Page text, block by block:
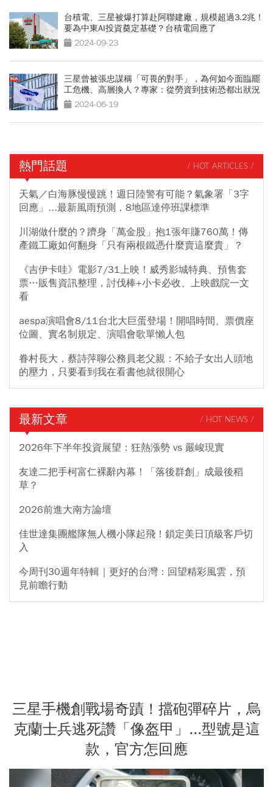
台積電、三星被爆打算赴阿聯建廠，規模超過3.2兆！
要為中東AI投資奠定基礎？台積電回應了
2024-09-23
三星曾被張忠謀稱「可畏的對手」，為何如今面臨罷
工危機、高層換人？專家：從勞資到技術恐都出狀況
2024-06-19
熱門話題 / HOT ARTICLES /
天氣／白海豚慢慢跳！週日陸警有可能？氣象署「3字
回應」...最新風雨預測，8地區達停班課標準
川湖做什麼的？躋身「萬金股」抱1張年賺760萬！傳
產鐵工廠如何翻身「只有兩根鐵憑什麼賣這麼貴」？
《吉伊卡哇》電影7/31上映！威秀影城特典、預售套
票…販售資訊整理，討伐棒+小卡必收、上映戲院一文
看
aespa演唱會8/11台北大巨蛋登場！開唱時間、票價座
位圖、實名制規定、演唱會歌單懶人包
眷村長大，蔡詩萍聊公務員老父親：不給子女出人頭地
的壓力，只要看到我在看書他就很開心
最新文章 / HOT NEWS /
2026年下半年投資展望：狂熱漲勢 vs 嚴峻現實
友達二把手柯富仁裸辭內幕！「落後群創」成最後稻
草？
2026前進大南方論壇
佳世達集團艦隊無人機小隊起飛！鎖定美日頂級客戶切
入
今周刊30週年特輯｜更好的台灣：回望精彩風雲，預
見前瞻行動
三星手機創戰場奇蹟！擋砲彈碎片，烏
克蘭士兵逃死讚「像盔甲」...型號是這
款，官方怎回應